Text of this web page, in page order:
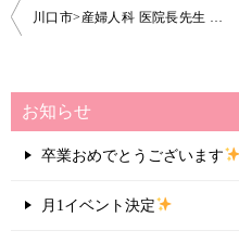
投
ビ
ゲ
川口市>産婦人科 医院長先生 スタッフ様
お知らせ
卒業おめでとうございます
月1イベント決定